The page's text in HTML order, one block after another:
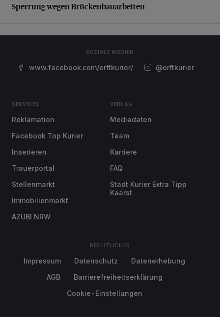
Sperrung wegen Brückenbauarbeiten
SOZIALE MEDIEN
www.facebook.com/erftkurier/ @erftkurier
SERVICES
Reklamation
Facebook Top Kurier
Inserieren
Trauerportal
Stellenmarkt
Immobilienmarkt
AZUBI NRW
VERLAG
Mediadaten
Team
Karriere
FAQ
Stadt Kurier Extra Tipp
Kaarst
RECHTLICHES
Impressum Datenschutz
Datenerhebung
AGB
Barrierefreiheitserklärung
Cookie-Einstellungen